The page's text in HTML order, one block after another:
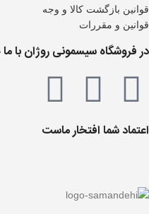
قوانین بازگشت کالا و وجه
قوانین و مقررات
در فروشگاه سیسمونی روژان با
اعتماد شما افتخار ماست